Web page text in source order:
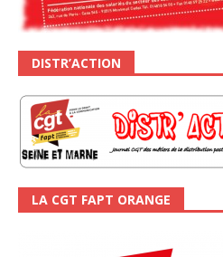
DISTR’ACTION
LA CGT FAPT ORANGE